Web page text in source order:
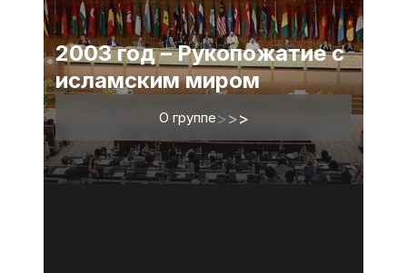
2003 год – Рукопожатие с
исламским миром
О группе>>>